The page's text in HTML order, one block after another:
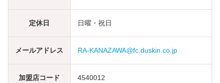
定休日 日曜・祝日
メールアドレス RA-KANAZAWA@fc.duskin.co.jp
加盟店コード 4540012